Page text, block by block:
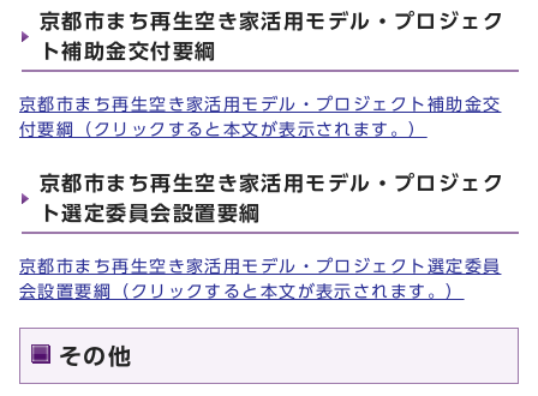
京都市まち再生空き家活用モデル・プロジェク
ト補助金交付要綱
京都市まち再生空き家活用モデル・プロジェクト補助金交
付要綱（クリックすると本文が表示されます。）
京都市まち再生空き家活用モデル・プロジェク
ト選定委員会設置要綱
京都市まち再生空き家活用モデル・プロジェクト選定委員
会設置要綱（クリックすると本文が表示されます。）
その他